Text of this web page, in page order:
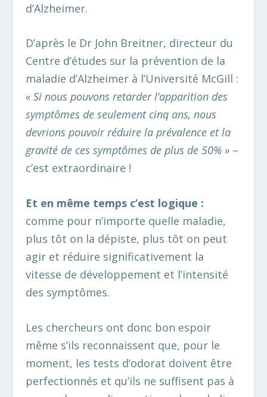
d’Alzheimer.
D’après le Dr John Breitner, directeur du
Centre d’études sur la prévention de la
maladie d’Alzheimer à l’Université McGill :
« Si nous pouvons retarder l’apparition des
symptômes de seulement cinq ans, nous
devrions pouvoir réduire la prévalence et la
gravité de ces symptômes de plus de 50% »–
c’est extraordinaire !
Et en même temps c’est logique :
comme pour n’importe quelle maladie,
plus tôt on la dépiste, plus tôt on peut
agir et réduire significativement la
vitesse de développement et l’intensité
des symptômes.
Les chercheurs ont donc bon espoir
même s’ils reconnaissent que, pour le
moment, les tests d’odorat doivent être
perfectionnés et qu’ils ne suffisent pas à